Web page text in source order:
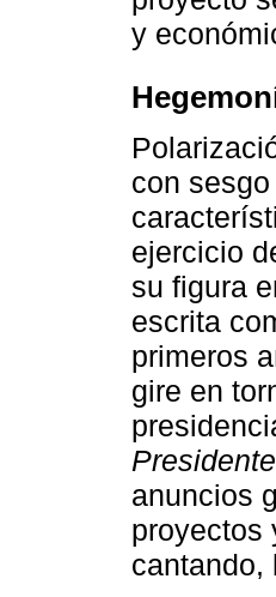
y
con
ejercicio
su figura
escrita
primeros
gire en
anuncios
proyectos
cantando,